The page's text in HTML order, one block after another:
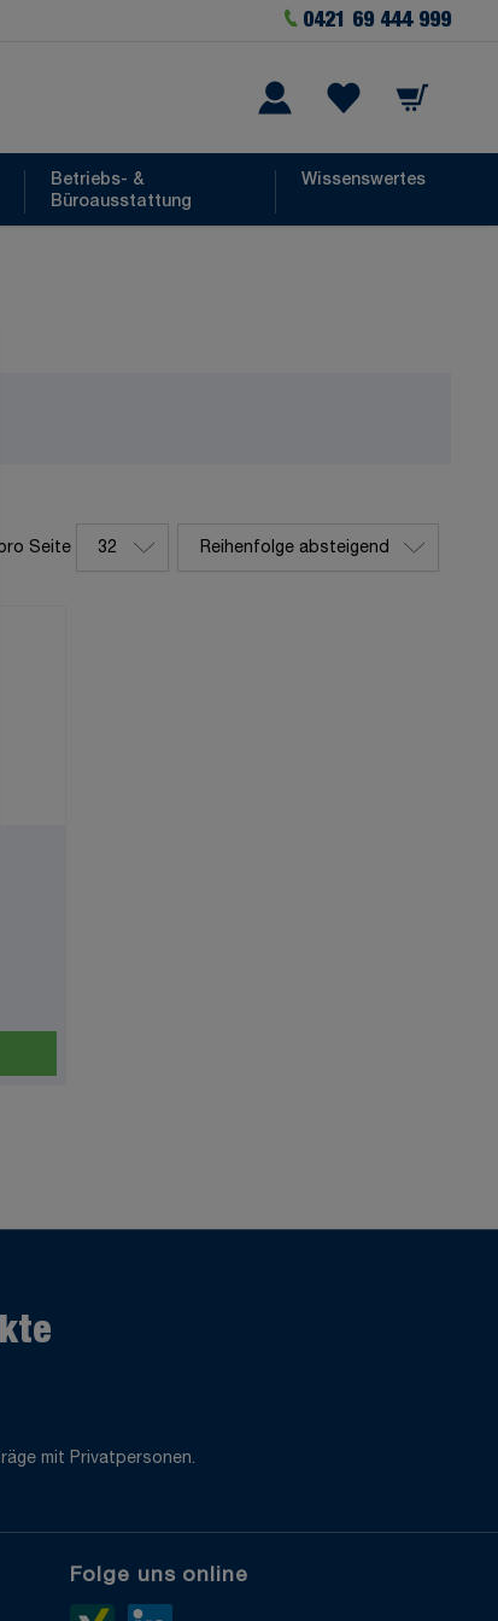
0421 69 444 999
Warenkorb
Betriebs- &
Büroausstattung
Wissenswertes
Seite pro Seite
mit Privatpersonen.
Folge uns online
Xing>